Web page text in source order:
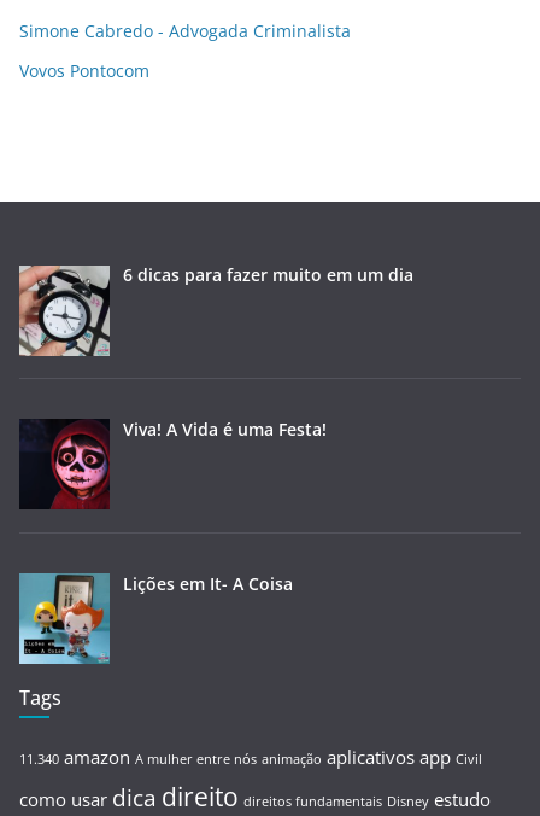
v
o
Simone Cabredo - Advogada Criminalista
Vovos Pontocom
6 dicas para fazer muito em um dia
Viva! A Vida é uma Festa!
Lições em It- A Coisa
Tags
11.340 amazon A mulher entre nós animação aplicativosapp Civil
como usar dica direito direitos fundamentais Disney estudo